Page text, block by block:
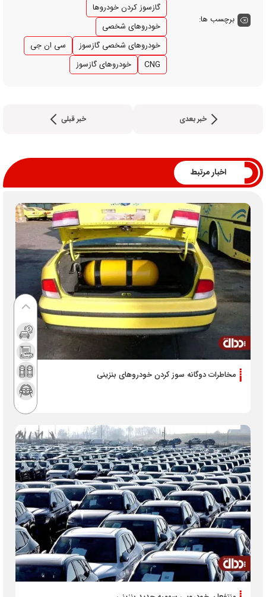
برچسب ها:
گازسوز کردن خودروها
خودرو‌های شخصی
خودرو‌های شخصی گازسوز
سی ان جی
CNG
خودروهای گازسوز
خبر بعدی خبر قبلی
اخبار مرتبط
مخاطرات دوگانه‏‏ سوز کردن خودرو‌های بنزینی